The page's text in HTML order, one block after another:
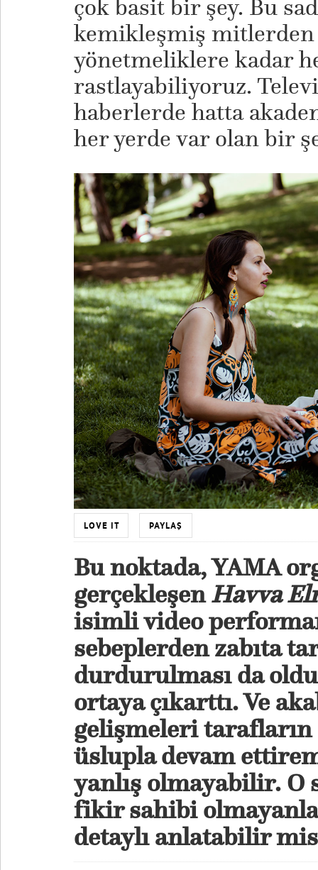
çok basit bir şey. Bu
kemikleşmiş
yönetmeliklere kadar
rastlayabiliyoruz.
haberlerde hatta
her yerde var olan bir
LOVE IT PAYLAŞ
Bu noktada, YAMA
gerçekleşenHavva
isimli video
sebeplerden zabıta
durdurulması da
ortaya çıkarttı. Ve
gelişmeleri tarafların
üslupla devam
yanlış olmayabilir. O
fikir sahibi
detaylı anlatabilir